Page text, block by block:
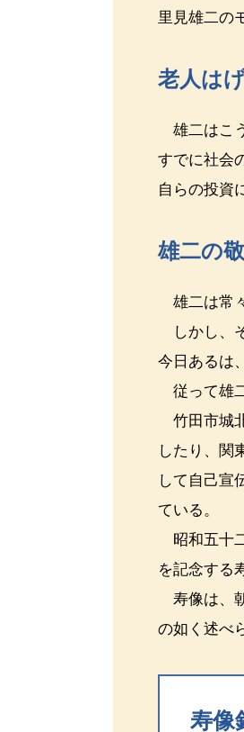
里見雄二の
老人は
雄二はこ
すでに社会
自らの投資
雄二の
雄二は常
しかし、
今日あるは
従って雄
竹田市城
したり、関
して自己宣
ている。
昭和五十
を記念する
寿像は、
の如く述べ
寿像